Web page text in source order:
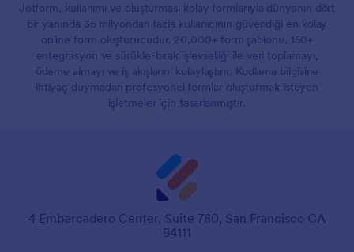
Jotform, kullanımı ve oluşturması kolay formlarıyla dünyanın dört
bir yanında 35 milyondan fazla kullanıcının güvendiği en kolay
online form oluşturucudur. 20,000+ form şablonu, 150+
entegrasyon ve sürükle-bırak işlevselliği ile veri toplamayı,
ödeme almayı ve iş akışlarını kolaylaştırır. Kodlama bilgisine
ihtiyaç duymadan profesyonel formlar oluşturmak isteyen
işletmeler için tasarlanmıştır.
4 Embarcadero Center, Suite 780, San Francisco CA
94111